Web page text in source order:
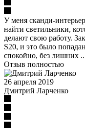
У меня сканди-
найти светильники,
делают свою работу.
S20, и это было
спокойно, без лишних
Отзыв полностью
26 апреля 2019
Дмитрий Ларченко